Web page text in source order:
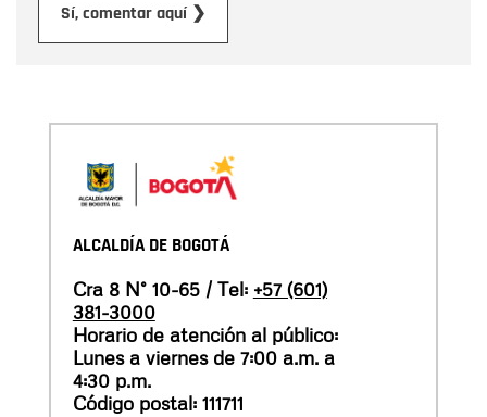
Sí, comentar aquí ❯
ALCALDÍA DE BOGOTÁ
Cra 8 N° 10-65 / Tel: +57 (601)
381-3000
Horario de atención al público:
Lunes a viernes de 7:00 a.m. a
4:30 p.m.
Código postal: 111711